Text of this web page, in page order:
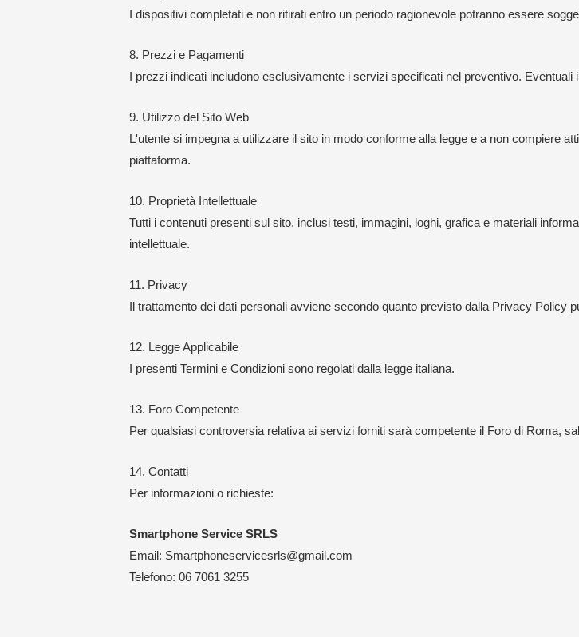
I dispositivi completati e non ritirati entro un periodo ragionevole potranno essere
8. Prezzi e Pagamenti
I prezzi indicati includono esclusivamente i servizi specificati nel preventivo.
9. Utilizzo del Sito Web
L'utente si impegna a utilizzare il sito in modo conforme alla legge e a non compiere
piattaforma.
10. Proprietà Intellettuale
Tutti i contenuti presenti sul sito, inclusi testi, immagini, loghi, grafica e materiali
intellettuale.
11. Privacy
Il trattamento dei dati personali avviene secondo quanto previsto dalla Privacy Policy
12. Legge Applicabile
I presenti Termini e Condizioni sono regolati dalla legge italiana.
13. Foro Competente
Per qualsiasi controversia relativa ai servizi forniti sarà competente il Foro di Roma,
14. Contatti
Per informazioni o richieste:
Smartphone Service SRLS
Email: Smartphoneservicesrls@gmail.com
Telefono: 06 7061 3255